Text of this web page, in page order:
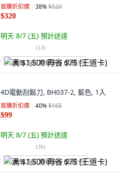
首購折扣價 38%$520
$320
明天 8/7 (五) 預計送達
(13)
满 $1,500 再省 $75 (王道卡)
4D電動刮鬍刀, BH037-2, 藍色, 1入
首購折扣價 40%$165
$99
明天 8/7 (五) 預計送達
(38)
满 $1,500 再省 $75 (王道卡)